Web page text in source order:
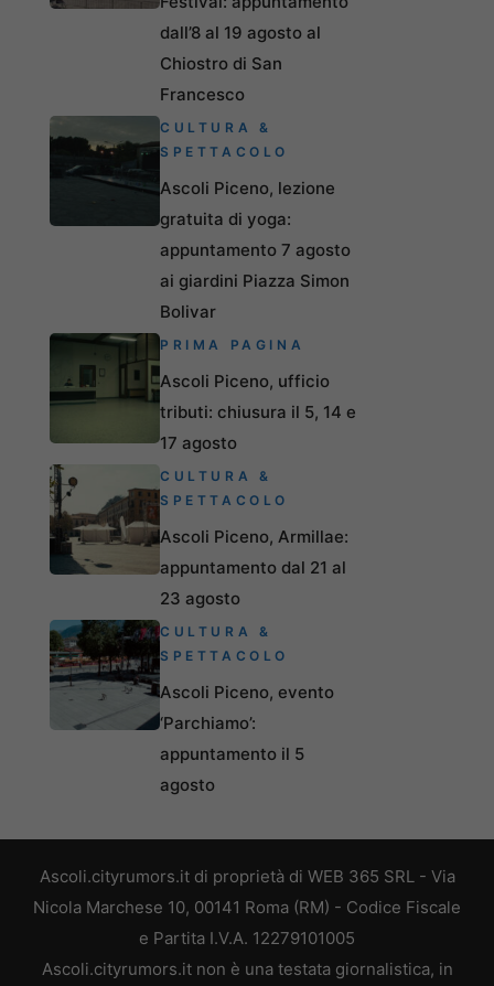
dall’8 al 19 agosto al
Chiostro di San
Francesco
CULTURA &
SPETTACOLO
Ascoli Piceno, lezione
gratuita di yoga:
appuntamento 7 agosto
ai giardini Piazza Simon
Bolivar
PRIMA PAGINA
Ascoli Piceno, ufficio
tributi: chiusura il 5, 14 e
17 agosto
CULTURA &
SPETTACOLO
Ascoli Piceno, Armillae:
appuntamento dal 21 al
23 agosto
CULTURA &
SPETTACOLO
Ascoli Piceno, evento
‘Parchiamo’:
appuntamento il 5
agosto
Ascoli.cityrumors.it di proprietà di WEB 365 SRL - Via
Nicola Marchese 10, 00141 Roma (RM) - Codice Fiscale
e Partita I.V.A. 12279101005
Ascoli.cityrumors.it non è una testata giornalistica, in